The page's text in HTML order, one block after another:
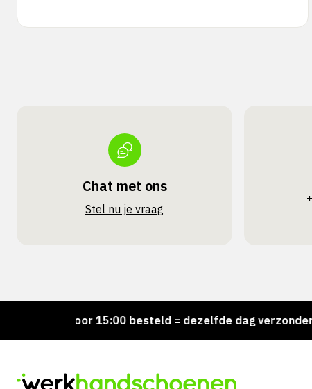
Chat met ons
Stel nu je vraag
Voor 15:00 besteld = dezelfde dag verzonden